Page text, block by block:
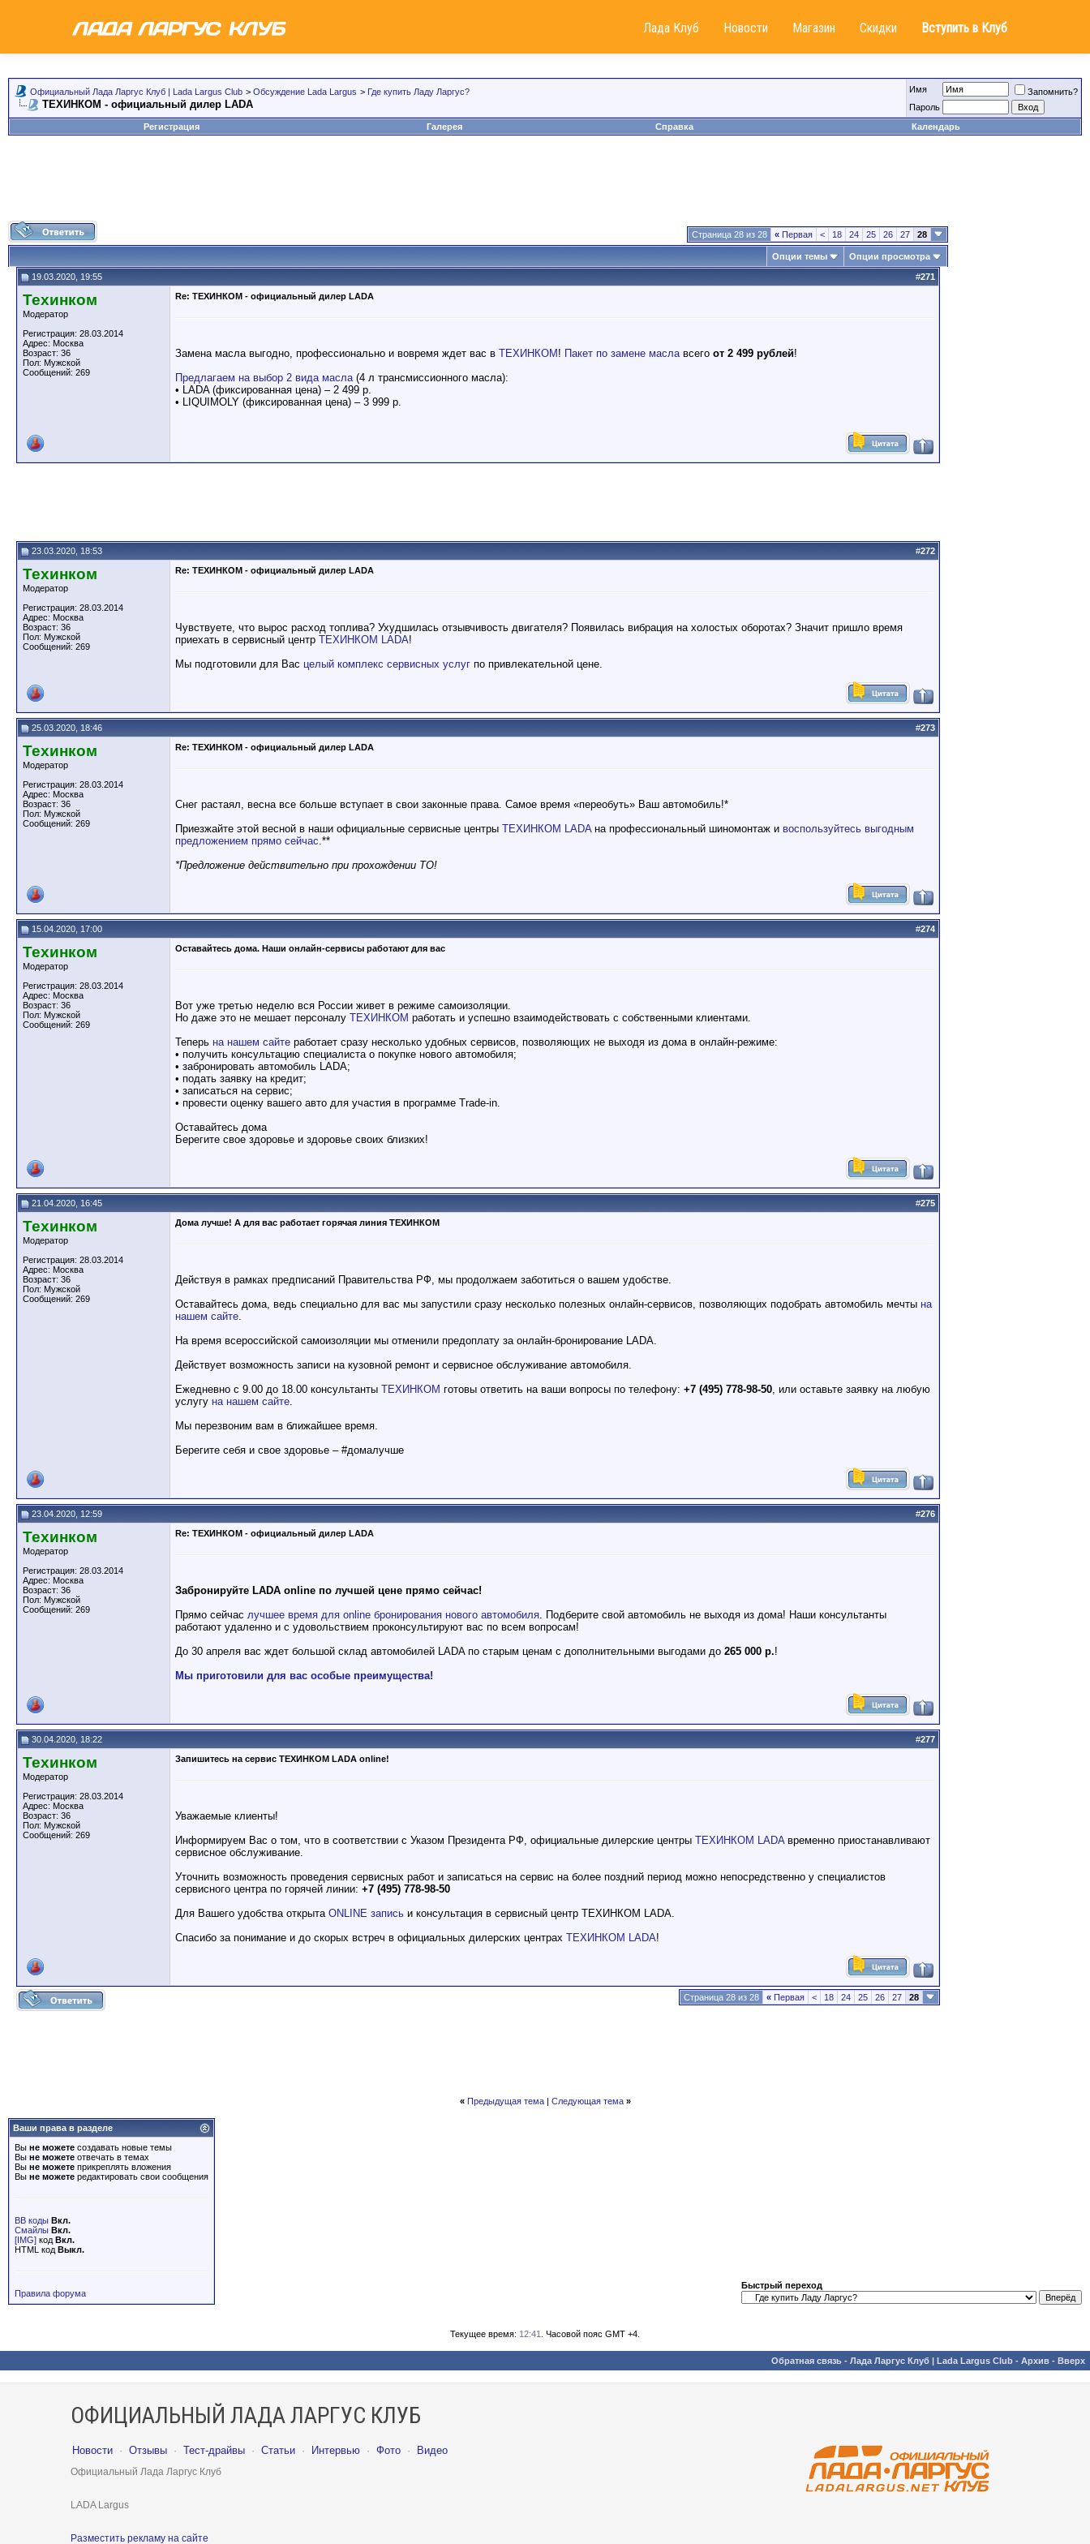
Лада Клуб Новости Магазин Скидки Вступить в Клуб
Официальный Лада Ларгус Клуб | Lada Largus Club > Обсуждение Lada Largus > Где купить Ладу Ларгус?
ТЕХИНКОМ - официальный дилер LADA
Имя
Запомнить?
Пароль
Регистрация
Галерея Справка Календарь
Страница 28 из 28 « Первая < 18 24 25 26 27 28
Опции темы Опции просмотра
19.03.2020, 19:55 #271
Техинком
Модератор
Регистрация: 28.03.2014
Адрес: Москва
Возраст: 36
Пол: Мужской
Сообщений: 269
Re: ТЕХИНКОМ - официальный дилер LADA
Замена масла выгодно, профессионально и вовремя ждет вас в ТЕХИНКОМ ! Пакет по замене маславсего от 2 499 рублей!
Предлагаем на выбор 2 вида масла(4 л трансмиссионного масла):
• LADA (фиксированная цена) – 2 499 р.
• LIQUIMOLY (фиксированная цена) – 3 999 р.
23.03.2020, 18:53 #272
Техинком
Модератор
Регистрация: 28.03.2014
Адрес: Москва
Возраст: 36
Пол: Мужской
Сообщений: 269
Re: ТЕХИНКОМ - официальный дилер LADA
Чувствуете, что вырос расход топлива? Ухудшилась отзывчивость двигателя? Появилась вибрация на холостых оборотах? Значит пришло время
приехать в сервисный центр ТЕХИНКОМ LADA!
Мы подготовили для Вас целый комплекс сервисных услуг по привлекательной цене.
25.03.2020, 18:46 #273
Техинком
Модератор
Регистрация: 28.03.2014
Адрес: Москва
Возраст: 36
Пол: Мужской
Сообщений: 269
Re: ТЕХИНКОМ - официальный дилер LADA
Снег растаял, весна все больше вступает в свои законные права. Самое время «переобуть» Ваш автомобиль!*
Приезжайте этой весной в наши официальные сервисные центры ТЕХИНКОМ LADAна профессиональный шиномонтаж и воспользуйтесь выгодным
предложением прямо сейчас.**
*Предложение действительно при прохождении ТО!
15.04.2020, 17:00 #274
Техинком
Модератор
Регистрация: 28.03.2014
Адрес: Москва
Возраст: 36
Пол: Мужской
Сообщений: 269
Оставайтесь дома. Наши онлайн-сервисы работают для вас
Вот уже третью неделю вся России живет в режиме самоизоляции.
Но даже это не мешает персоналу ТЕХИНКОМ работать и успешно взаимодействовать с собственными клиентами.
Теперь на нашем сайте работает сразу несколько удобных сервисов, позволяющих не выходя из дома в онлайн-режиме:
• получить консультацию специалиста о покупке нового автомобиля;
• забронировать автомобиль LADA;
• подать заявку на кредит;
• записаться на сервис;
• провести оценку вашего авто для участия в программе Trade-in.
Оставайтесь дома
Берегите свое здоровье и здоровье своих близких!
21.04.2020, 16:45 #275
Техинком
Модератор
Регистрация: 28.03.2014
Адрес: Москва
Возраст: 36
Пол: Мужской
Сообщений: 269
Дома лучше! А для вас работает горячая линия ТЕХИНКОМ
Действуя в рамках предписаний Правительства РФ, мы продолжаем заботиться о вашем удобстве.
Оставайтесь дома, ведь специально для вас мы запустили сразу несколько полезных онлайн-сервисов, позволяющих подобрать автомобиль мечты на
нашем сайте.
На время всероссийской самоизоляции мы отменили предоплату за онлайн-бронирование LADA.
Действует возможность записи на кузовной ремонт и сервисное обслуживание автомобиля.
Ежедневно с 9.00 до 18.00 консультанты ТЕХИНКОМ готовы ответить на ваши вопросы по телефону: +7 (495) 778-98-50, или оставьте заявку на любую
услугу на нашем сайте.
Мы перезвоним вам в ближайшее время.
Берегите себя и свое здоровье – #домалучше
23.04.2020, 12:59 #276
Техинком
Модератор
Регистрация: 28.03.2014
Адрес: Москва
Возраст: 36
Пол: Мужской
Сообщений: 269
Re: ТЕХИНКОМ - официальный дилер LADA
Забронируйте LADA online по лучшей цене прямо сейчас!
Прямо сейчас лучшее время для online бронирования нового автомобиля. Подберите свой автомобиль не выходя из дома! Наши консультанты
работают удаленно и с удовольствием проконсультируют вас по всем вопросам!
До 30 апреля вас ждет большой склад автомобилей LADA по старым ценам с дополнительными выгодами до 265 000 р.!
Мы приготовили для вас особые преимущества!
30.04.2020, 18:22 #277
Техинком
Модератор
Регистрация: 28.03.2014
Адрес: Москва
Возраст: 36
Пол: Мужской
Сообщений: 269
Запишитесь на сервис ТЕХИНКОМ LADA online!
Уважаемые клиенты!
Информируем Вас о том, что в соответствии с Указом Президента РФ, официальные дилерские центры ТЕХИНКОМ LADAвременно приостанавливают
сервисное обслуживание.
Уточнить возможность проведения сервисных работ и записаться на сервис на более поздний период можно непосредственно у специалистов
сервисного центра по горячей линии: +7 (495) 778-98-50
Для Вашего удобства открыта ONLINE запись и консультация в сервисный центр ТЕХИНКОМ LADA.
Спасибо за понимание и до скорых встреч в официальных дилерских центрах ТЕХИНКОМ LADA!
Страница 28 из 28 « Первая < 18 24 25 26 27 28
« Предыдущая тема| Следующая тема »
Ваши права в разделе
Вы не можете создавать новые темы
Вы не можете отвечать в темах
Вы не можете прикреплять вложения
Вы не можете редактировать свои сообщения
BB коды Вкл.
Смайлы Вкл.
[IMG] код Вкл.
HTML код Выкл.
Правила форума
Быстрый переход
Текущее время: 12:41 . Часовой пояс GMT +4.
Обратная связь - Лада Ларгус Клуб | Lada Largus Club - Архив - Вверх
ОФИЦИАЛЬНЫЙ ЛАДА ЛАРГУС КЛУБ
Новости · Отзывы · Тест-драйвы · Статьи · Интервью · Фото · Видео
Официальный Лада Ларгус Клуб
LADA Largus
Разместить рекламу на сайте